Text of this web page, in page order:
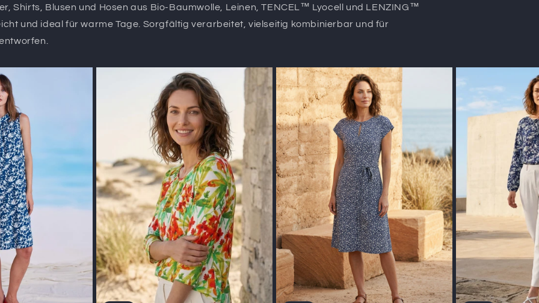
Shirts, Blusen und Hosen aus Bio-Baumwolle, Leinen, TENCEL™ Lyocell und LENZING™
und ideal für warme Tage. Sorgfältig verarbeitet, vielseitig kombinierbar und für